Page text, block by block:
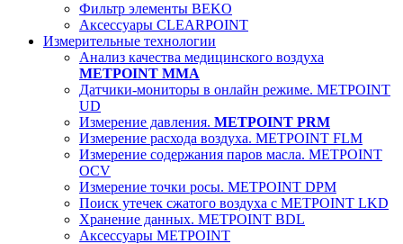
Фильтр элементы BEKO
Аксессуары CLEARPOINT
Измерительные технологии
Анализ качества медицинского воздуха
METPOINT MMA
Датчики-мониторы в онлайн режиме. METPOINT
UD
Измерение давления. METPOINT PRM
Измерение расхода воздуха. METPOINT FLM
Измерение содержания паров масла. METPOINT
OCV
Измерение точки росы. METPOINT DPM
Поиск утечек сжатого воздуха с METPOINT LKD
Хранение данных. METPOINT BDL
Аксессуары METPOINT